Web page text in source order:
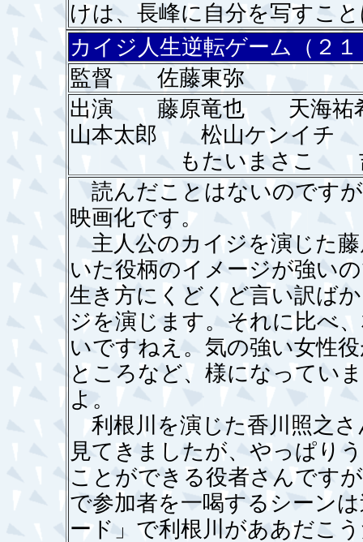
けは、長峰に自分を写すこ
カイジ人生逆転ゲーム（２
監督 佐藤東弥
出演 藤原竜也 天海
山本太郎 松山ケンイ
もたいまさこ
読んだことはないのです
映画化です。
主人公のカイジを演じた
いた役柄のイメージが強い
生き方にくどくど言い訳ば
ジを演じます。それに比べ
いですねえ。気の強い女性
ところなど、様になってい
よ。
利根川を演じた香川照之
見てきましたが、やっぱり
ことができる役者さんです
で参加者を一喝するシーン
ード」で利根川がああだこ